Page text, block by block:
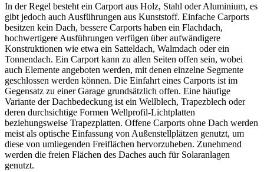
In der Regel besteht ein Carport aus Holz, Stahl oder Aluminium, es
gibt jedoch auch Ausführungen aus Kunststoff. Einfache Carports
besitzen kein Dach, bessere Carports haben ein Flachdach,
hochwertigere Ausführungen verfügen über aufwändigere
Konstruktionen wie etwa ein Satteldach, Walmdach oder ein
Tonnendach. Ein Carport kann zu allen Seiten offen sein, wobei
auch Elemente angeboten werden, mit denen einzelne Segmente
geschlossen werden können. Die Einfahrt eines Carports ist im
Gegensatz zu einer Garage grundsätzlich offen. Eine häufige
Variante der Dachbedeckung ist ein Wellblech, Trapezblech oder
deren durchsichtige Formen Wellprofil-Lichtplatten
beziehungsweise Trapezplatten. Offene Carports ohne Dach werden
meist als optische Einfassung von Außenstellplätzen genutzt, um
diese von umliegenden Freiflächen hervorzuheben. Zunehmend
werden die freien Flächen des Daches auch für Solaranlagen
genutzt.